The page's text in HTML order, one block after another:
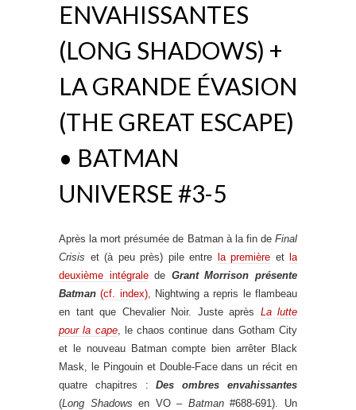
ENVAHISSANTES
(LONG SHADOWS) +
LA GRANDE ÉVASION
(THE GREAT ESCAPE)
• BATMAN
UNIVERSE #3-5
Après la mort présumée de Batman à la fin de Final
Crisis et (à peu près) pile entre la première et la
deuxième intégralede Grant Morrison présente
Batman (cf. index), Nightwing a repris le flambeau
en tant que Chevalier Noir. Juste après La lutte
pour la cape, le chaos continue dans Gotham City
et le nouveau Batman compte bien arrêter Black
Mask, le Pingouin et Double-Face dans un récit en
quatre chapitres :Des ombres envahissantes
(Long Shadows en VO – Batman#688-691). Un